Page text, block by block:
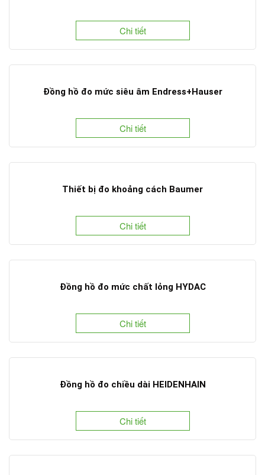
Chi tiết
Đồng hồ đo mức siêu âm Endress+Hauser
Chi tiết
Thiết bị đo khoảng cách Baumer
Chi tiết
Đồng hồ đo mức chất lỏng HYDAC
Chi tiết
Đồng hồ đo chiều dài HEIDENHAIN
Chi tiết